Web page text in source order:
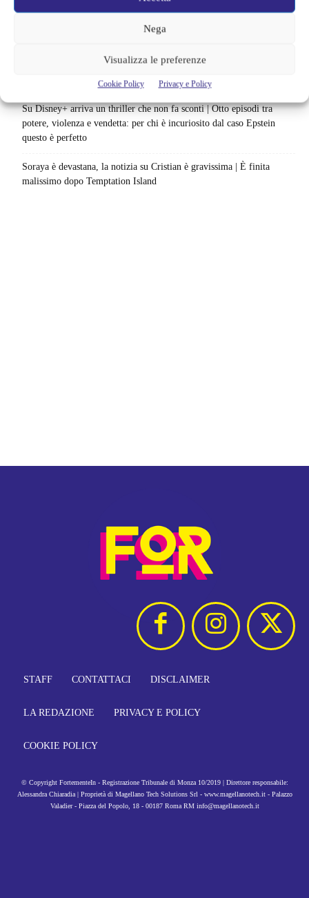
Nega
Visualizza le preferenze
Cookie Policy Privacy e Policy
e debutti: gli appuntamenti da non perdere
Film Marvel in ordine cronologico | Come guardare film e serie del
MCU: la sequenza giusta fino a Brand New Day
Su Disney+ arriva un thriller che non fa sconti | Otto episodi tra
potere, violenza e vendetta: per chi è incuriosito dal caso Epstein
questo è perfetto
Soraya è devastana, la notizia su Cristian è gravissima | È finita
malissimo dopo Temptation Island
STAFF CONTATTACI DISCLAIMER
LA REDAZIONE PRIVACY E POLICY
COOKIE POLICY
© Copyright FortementeIn - Registrazione Tribunale di Monza 10/2019 | Direttore responsabile:
Alessandra Chiaradia | Proprietà di Magellano Tech Solutions Srl - www.magellanotech.it - Palazzo
Valadier - Piazza del Popolo, 18 - 00187 Roma RM info@magellanotech.it